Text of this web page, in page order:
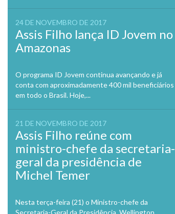
24 DE NOVEMBRO DE 2017
Assis Filho lança ID Jovem no
Amazonas
O programa ID Jovem continua avançando e já
conta com aproximadamente 400 mil beneficiários
em todo o Brasil. Hoje,...
21 DE NOVEMBRO DE 2017
Assis Filho reúne com
ministro-chefe da secretaria-
geral da presidência de
Michel Temer
Nesta terça-feira (21) o Ministro-chefe da
Secretaria-Geral da Presidência, Wellington